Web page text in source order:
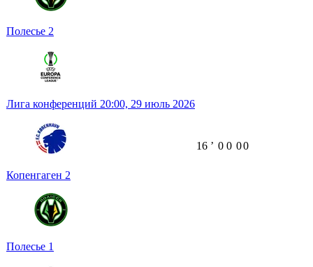
Полесье 2
Лига конференций 20:00, 29 июль 2026
Копенгаген 2
Полесье 1
16 ʼ 0 0 00